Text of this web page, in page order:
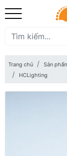
Trang chủ Sản
HCLighting